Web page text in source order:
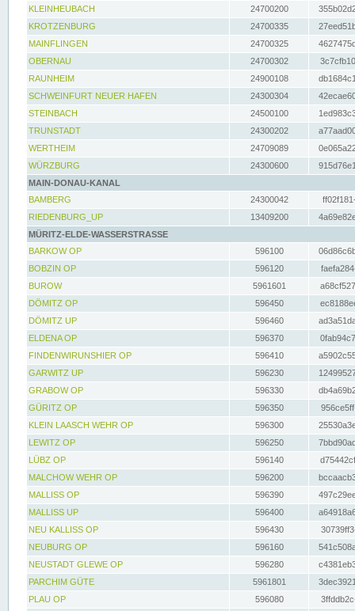
KLEINHEUBACH 24700200
KROTZENBURG
24700335
MAINFLINGEN
24700325
OBERNAU
24700302
RAUNHEIM
24900108
SCHWEINFURT NEUER HAFEN
24300304
STEINBACH
24500100
TRUNSTADT
24300202
WERTHEIM
24709089
WÜRZBURG
24300600
MAIN-DONAU-KANAL
BAMBERG
24300042
RIEDENBURG_UP
13409200
MÜRITZ-ELDE-WASSERSTRASSE
BARKOW OP
596100
BOBZIN OP
596120
BUROW
5961601
DÖMITZ OP
596450
DÖMITZ UP
596460
ELDENA OP
596370
FINDENWIRUNSHIER OP
596410
GARWITZ UP
596230
GRABOW OP
596330
GÜRITZ OP
596350
KLEIN LAASCH WEHR OP
596300
LEWITZ OP
596250
LÜBZ OP
596140
MALCHOW WEHR OP
596200
MALLISS OP
596390
MALLISS UP
596400
NEU KALLISS OP
596430
NEUBURG OP
596160
NEUSTADT GLEWE OP
596280
PARCHIM GÜTE
5961801
PLAU OP
596080